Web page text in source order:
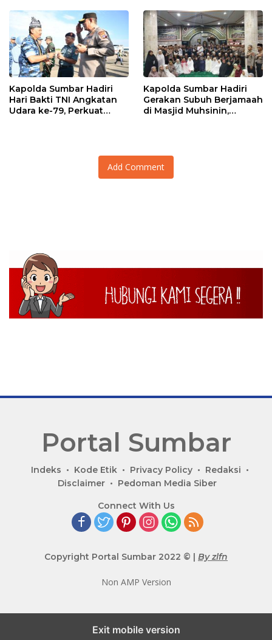
Pasbar Di Provinsi
Sumatera Utara
Kapolda Sumbar Hadiri
Hari Bakti TNI Angkatan
Udara ke-79, Perkuat
Kapolda Sumbar Hadiri
Gerakan Subuh Berjamaah
di Masjid Muhsinin,
Add Comment
Portal Sumbar
a
Indeks Kode Etik Privacy Policy
Redaksi
Disclaimer
Pedoman Media Siber
Connect With Us
Copyright Portal Sumbar 2022 © | By zlfn
Non AMP Version
Exit mobile version